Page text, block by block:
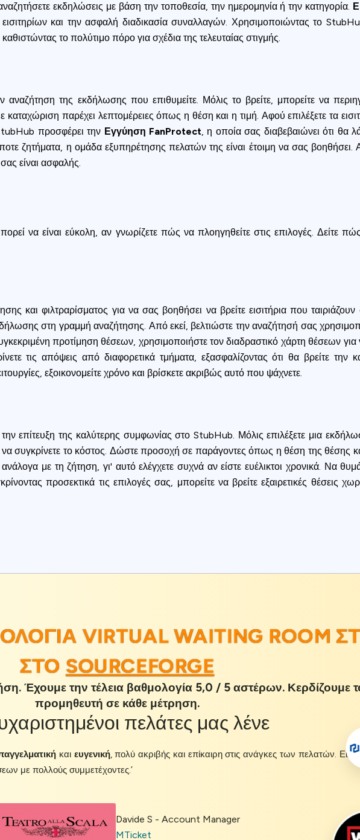
εκδηλώσεις με βάση την τοποθεσία, την ημερομηνία ή την κατηγορία.
εισιτηρίων και την ασφαλή διαδικασία συναλλαγών. Χρησιμοποιώντας το
το πολύτιμο πόρο για σχέδια της τελευταίας στιγμής.
της εκδήλωσης που επιθυμείτε. Μόλις το βρείτε, μπορείτε να
παρέχει λεπτομέρειες όπως η θέση και η τιμή. Αφού επιλέξετε τα
προσφέρει την Εγγύηση FanProtect, η οποία σας διαβεβαιώνει ότι θα
ζητήματα, η ομάδα εξυπηρέτησης πελατών της είναι έτοιμη να σας βοηθήσει.
είναι ασφαλής.
να είναι εύκολη, αν γνωρίζετε πώς να πλοηγηθείτε στις επιλογές. Δείτε
και φιλτραρίσματος για να σας βοηθήσει να βρείτε εισιτήρια που ταιριάζουν
στη γραμμή αναζήτησης. Από εκεί, βελτιώστε την αναζήτησή σας
προτίμηση θέσεων, χρησιμοποιήστε τον διαδραστικό χάρτη θέσεων για
τις απόψεις από διαφορετικά τμήματα, εξασφαλίζοντας ότι θα βρείτε την
εξοικονομείτε χρόνο και βρίσκετε ακριβώς αυτό που ψάχνετε.
επίτευξη της καλύτερης συμφωνίας στο StubHub. Μόλις επιλέξετε μια
να συγκρίνετε το κόστος. Δώστε προσοχή σε παράγοντες όπως η θέση της θέσης
με τη ζήτηση, γι' αυτό ελέγχετε συχνά αν είστε ευέλικτοι χρονικά. Να
προσεκτικά τις επιλογές σας, μπορείτε να βρείτε εξαιρετικές θέσεις
VIRTUAL WAITING ROOM
ΣΤΟSOURCEFORGE
Έχουμε την τέλεια βαθμολογία 5,0 / 5 αστέρων. Κερδίζουμε
προμηθευτή σε κάθε μέτρηση.
πελάτες μας λένε
και ευγενική, πολύ ακριβής και επίκαιρη στις ανάγκες των πελατών.
με πολλούς συμμετέχοντες.’
Davide S - Account Manager
MTicket